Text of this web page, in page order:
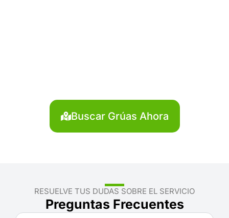
Buscar Grúas Ahora
RESUELVE TUS DUDAS SOBRE EL SERVICIO
Preguntas Frecuentes